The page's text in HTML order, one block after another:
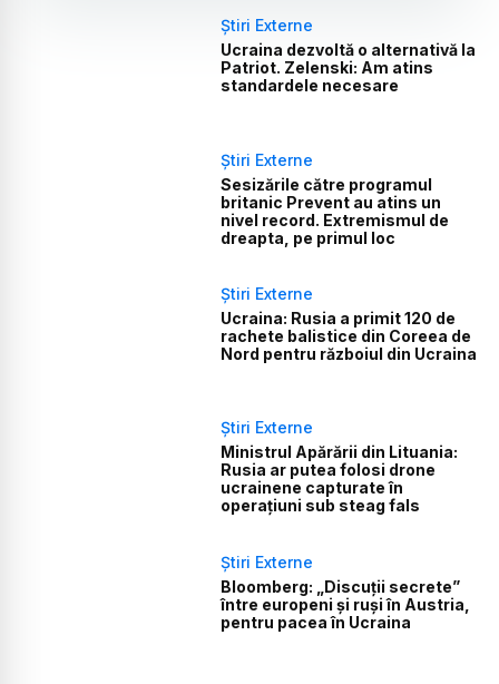
Știri Externe
Ucraina dezvoltă o alternativă la
Patriot. Zelenski: Am atins
standardele necesare
Știri Externe
Sesizările către programul
britanic Prevent au atins un
nivel record. Extremismul de
dreapta, pe primul loc
Știri Externe
Ucraina: Rusia a primit 120 de
rachete balistice din Coreea de
Nord pentru războiul din Ucraina
Știri Externe
Ministrul Apărării din Lituania:
Rusia ar putea folosi drone
ucrainene capturate în
operațiuni sub steag fals
Știri Externe
Bloomberg: „Discuții secrete”
între europeni și ruși în Austria,
pentru pacea în Ucraina